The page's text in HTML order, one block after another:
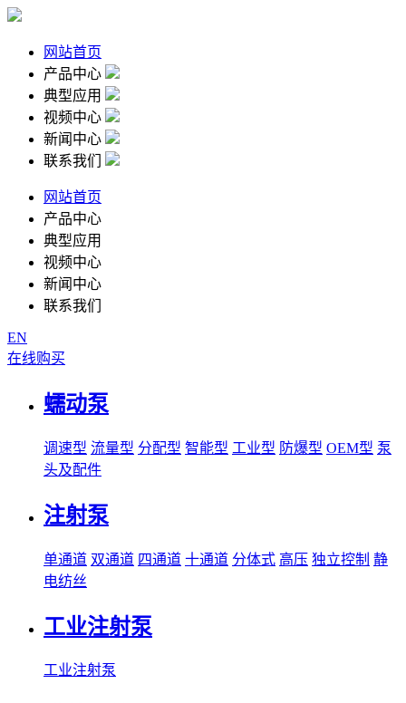
网站首页
产品中心
典型应用
视频中心
新闻中心
联系我们
网站首页
产品中心
典型应用
视频中心
新闻中心
联系我们
EN
在线购买
蠕动泵
调速型 流量型 分配型 智能型 工业型 防爆型 OEM型 泵
头及配件
注射泵
单通道 双通道 四通道 十通道 分体式 高压 独立控制 静
电纺丝
工业注射泵
工业注射泵